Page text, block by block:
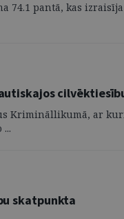
74.1 pantā, kas
Krimināllikumā, ar
skatpunkta